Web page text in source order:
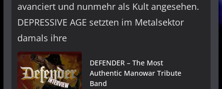
avanciert und nunmehr als Kult angesehen.
DEPRESSIVE AGE setzten im Metalsektor
damals ihre
DEFENDER – The Most
Authentic Manowar Tribute
Band